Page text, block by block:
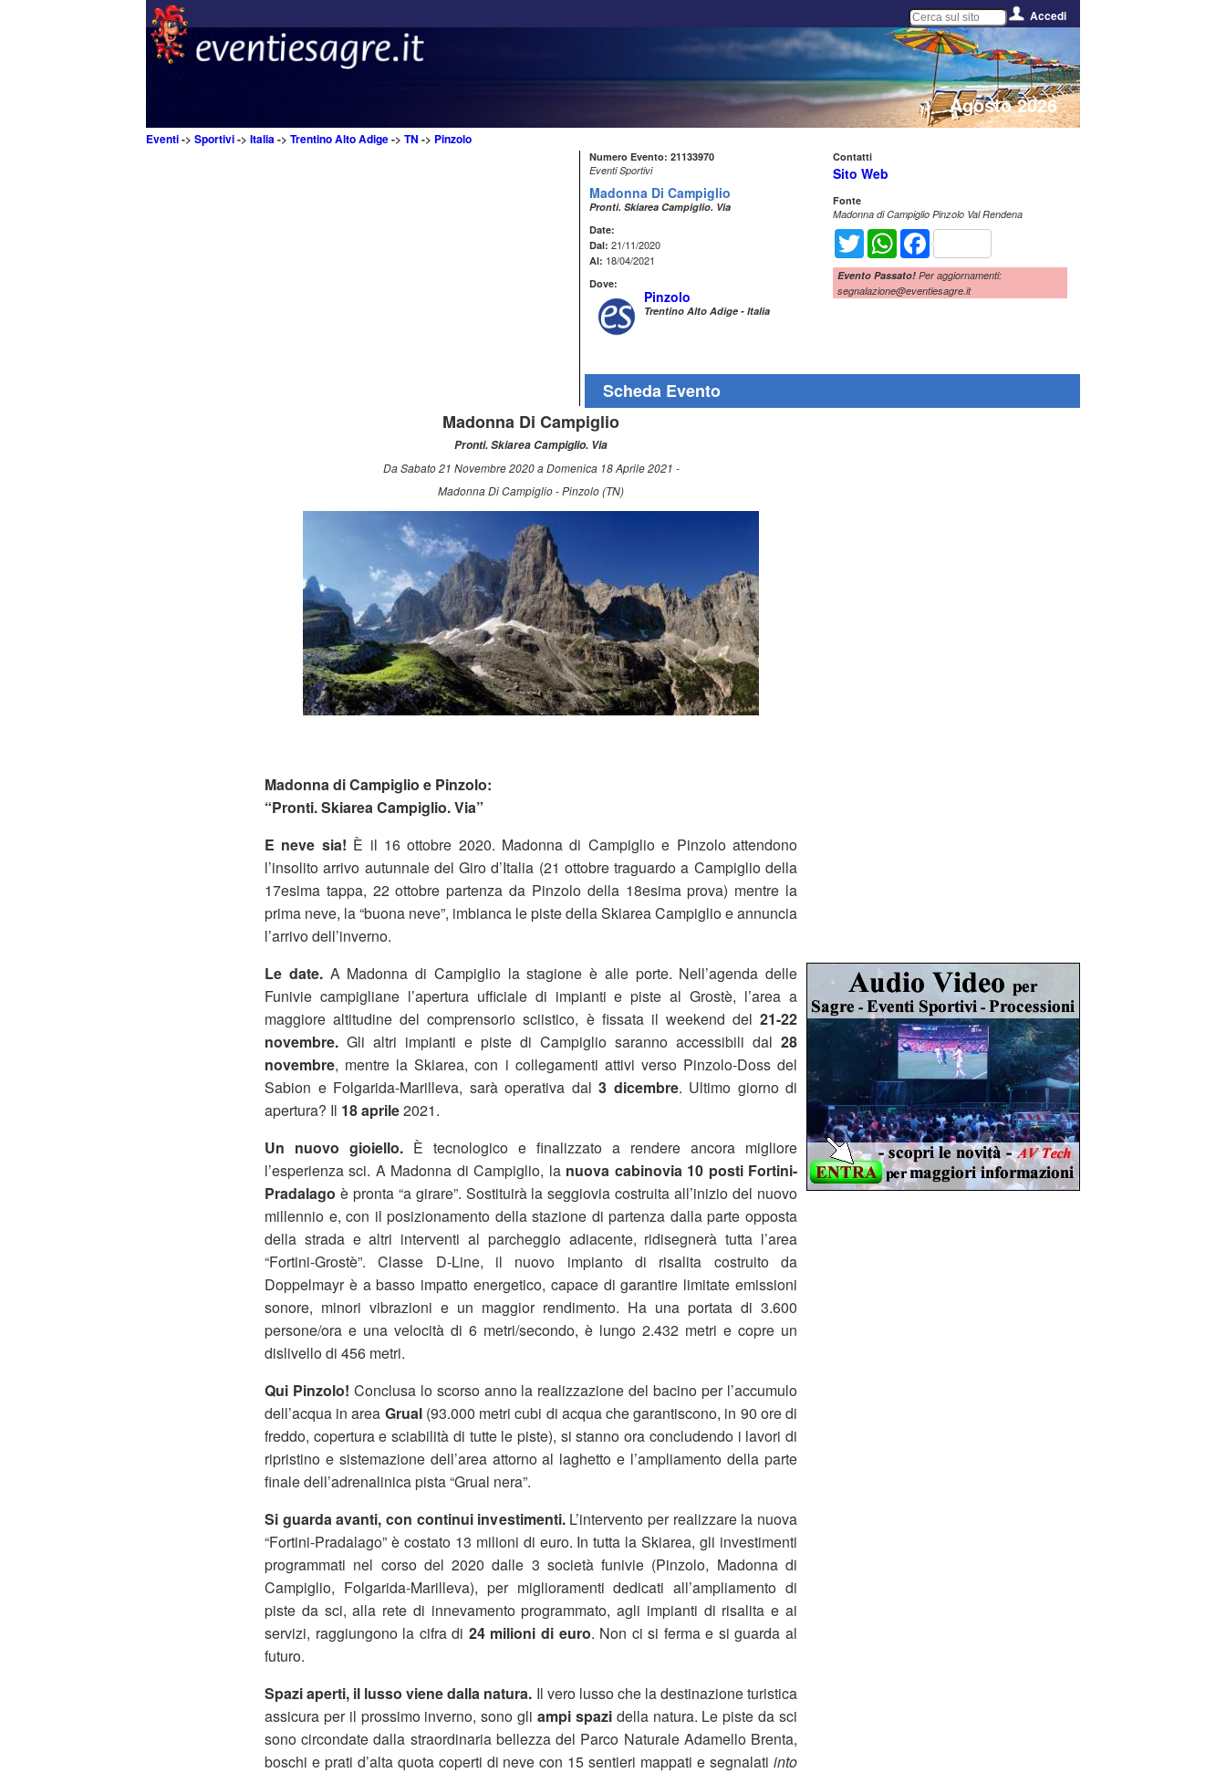
Accedi
Agosto 2026
Eventi-> Sportivi-> Italia-> Trentino Alto Adige-> TN -> Pinzolo
Numero Evento: 21133970
Eventi Sportivi
Madonna Di Campiglio
Pronti. Skiarea Campiglio. Via
Date:
Dal: 21/11/2020
Al: 18/04/2021
Dove:
Pinzolo
Trentino Alto Adige - Italia
Contatti
Sito Web
Fonte
Madonna di Campiglio Pinzolo Val Rendena
Twitter WhatsAppFacebook
Evento Passato! Per aggiornamenti:
segnalazione@eventiesagre.it
Scheda Evento
Madonna Di Campiglio
Pronti. Skiarea Campiglio. Via
Da Sabato 21 Novembre 2020 a Domenica 18 Aprile 2021 -
Madonna Di Campiglio - Pinzolo (TN)
Madonna di Campiglio e Pinzolo:
“Pronti. Skiarea Campiglio. Via”
E neve sia! È il 16 ottobre 2020. Madonna di Campiglio e Pinzolo attendono
l’insolito arrivo autunnale del Giro d’Italia (21 ottobre traguardo a Campiglio della
17esima tappa, 22 ottobre partenza da Pinzolo della 18esima prova) mentre la
prima neve, la “buona neve”, imbianca le piste della Skiarea Campiglio e annuncia
l’arrivo dell’inverno.
Le date. A Madonna di Campiglio la stagione è alle porte. Nell’agenda delle
Funivie campigliane l’apertura ufficiale di impianti e piste al Grostè, l’area a
maggiore altitudine del comprensorio sciistico, è fissata il weekend del 21-22
novembre. Gli altri impianti e piste di Campiglio saranno accessibili dal 28
novembre, mentre la Skiarea, con i collegamenti attivi verso Pinzolo-Doss del
Sabion e Folgarida-Marilleva, sarà operativa dal 3 dicembre. Ultimo giorno di
apertura? Il 18 aprile2021.
Un nuovo gioiello. È tecnologico e finalizzato a rendere ancora migliore
l’esperienza sci. A Madonna di Campiglio, la nuova cabinovia 10 posti Fortini-
Pradalago è pronta “a girare”. Sostituirà la seggiovia costruita all’inizio del nuovo
millennio e, con il posizionamento della stazione di partenza dalla parte opposta
della strada e altri interventi al parcheggio adiacente, ridisegnerà tutta l’area
“Fortini-Grostè”. Classe D-Line, il nuovo impianto di risalita costruito da
Doppelmayr è a basso impatto energetico, capace di garantire limitate emissioni
sonore, minori vibrazioni e un maggior rendimento. Ha una portata di 3.600
persone/ora e una velocità di 6 metri/secondo, è lungo 2.432 metri e copre un
dislivello di 456 metri.
Qui Pinzolo! Conclusa lo scorso anno la realizzazione del bacino per l’accumulo
dell’acqua in area Grual (93.000 metri cubi di acqua che garantiscono, in 90 ore di
freddo, copertura e sciabilità di tutte le piste), si stanno ora concludendo i lavori di
ripristino e sistemazione dell’area attorno al laghetto e l’ampliamento della parte
finale dell’adrenalinica pista “Grual nera”.
Si guarda avanti, con continui investimenti.L’intervento per realizzare la nuova
“Fortini-Pradalago” è costato 13 milioni di euro. In tutta la Skiarea, gli investimenti
programmati nel corso del 2020 dalle 3 società funivie (Pinzolo, Madonna di
Campiglio, Folgarida-Marilleva), per miglioramenti dedicati all’ampliamento di
piste da sci, alla rete di innevamento programmato, agli impianti di risalita e ai
servizi, raggiungono la cifra di 24 milioni di euro. Non ci si ferma e si guarda al
futuro.
Spazi aperti, il lusso viene dalla natura. Il vero lusso che la destinazione turistica
assicura per il prossimo inverno, sono gli ampi spazidella natura. Le piste da sci
sono circondate dalla straordinaria bellezza del Parco Naturale Adamello Brenta,
boschi e prati d’alta quota coperti di neve con 15 sentieri mappati e segnalati into